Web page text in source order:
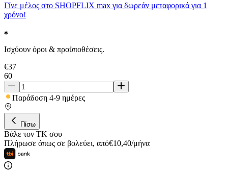
Γίνε μέλος στο SHOPFLIX max για δωρεάν μεταφορικά για 1
χρόνο!
Ισχύουν όροι & προϋποθέσεις.
€37
60
Παράδοση 4-9 ημέρες
Πίσω
Βάλε τον ΤΚ σου
Πλήρωσε όπως σε βολεύει, από€10,40/μήνα